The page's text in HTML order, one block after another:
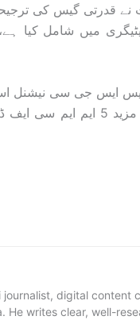
قدرتی گیس کی
میں شامل
ایف ڈی اور بجلی
journalist, digital content
He writes clear, well-